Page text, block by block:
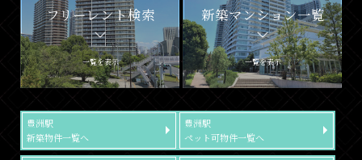
フリーレント検索
一覧を表示
新築マンション一覧
一覧を表示
豊洲駅
新築物件一覧へ
豊洲駅
ペット可物件一覧へ